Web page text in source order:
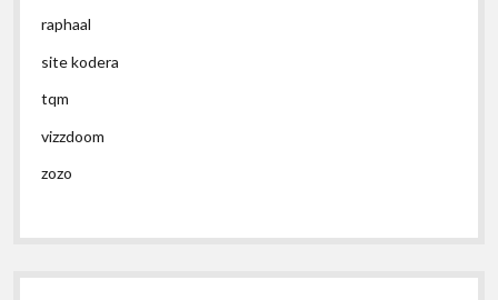
raphaal
site kodera
tqm
vizzdoom
zozo